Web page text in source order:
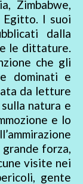
Zimbabwe,
Egitto. I suoi
dalla
le dittature.
che gli
dominati e
da letture
natura e
e lo
grande forza,
visite nei
gente